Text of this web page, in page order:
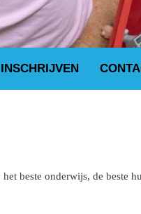
INSCHRIJVEN
beste onderwijs, de beste